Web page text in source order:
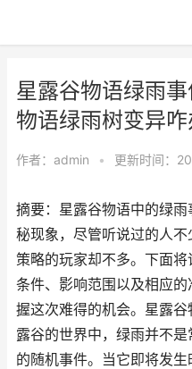
星露谷物语绿雨
物语绿雨树变异咋
作者： admin • 更新时间：
摘要：星露谷物语中的绿
秘现象，尽管听说过的人
策略的玩家却不多。下面
条件、影响范围以及相应
握这次难得的机会。星露
露谷的世界中，绿雨并不
的随机事件。当它即将发